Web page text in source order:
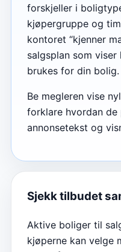
forskjeller i
kjøpergruppe og
kontoret “kjenner
salgsplan som
brukes for din bolig.
Be megleren vise
forklare hvordan
annonsetekst og
Sjekk tilbudet
Aktive boliger til
kjøperne kan velge